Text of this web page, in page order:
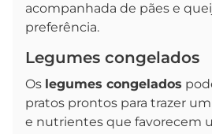
acompanhada de pães e
preferência.
Legumes congelados
Os legumes congelados
pratos prontos para trazer
e nutrientes que favorecem